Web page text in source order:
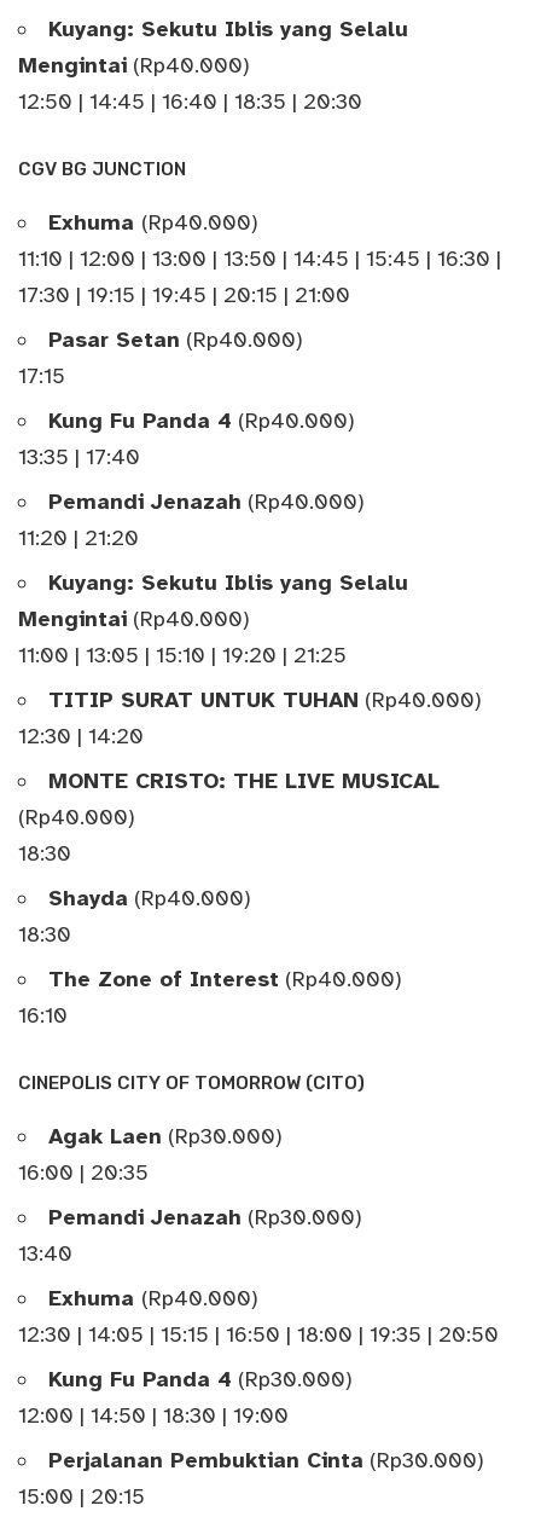
Kuyang: Sekutu Iblis yang Selalu
Mengintai (Rp40.000)
12:50 | 14:45 | 16:40 | 18:35 | 20:30
CGV BG JUNCTION
Exhuma (Rp40.000)
11:10 | 12:00 | 13:00 | 13:50 | 14:45 | 15:45 | 16:30 |
17:30 | 19:15 | 19:45 | 20:15 | 21:00
Pasar Setan (Rp40.000)
17:15
Kung Fu Panda 4 (Rp40.000)
13:35 | 17:40
Pemandi Jenazah (Rp40.000)
11:20 | 21:20
Kuyang: Sekutu Iblis yang Selalu
Mengintai (Rp40.000)
11:00 | 13:05 | 15:10 | 19:20 | 21:25
TITIP SURAT UNTUK TUHAN (Rp40.000)
12:30 | 14:20
MONTE CRISTO: THE LIVE MUSICAL
(Rp40.000)
18:30
Shayda (Rp40.000)
18:30
The Zone of Interest (Rp40.000)
16:10
CINEPOLIS CITY OF TOMORROW (CITO)
Agak Laen (Rp30.000)
16:00 | 20:35
Pemandi Jenazah (Rp30.000)
13:40
Exhuma (Rp40.000)
12:30 | 14:05 | 15:15 | 16:50 | 18:00 | 19:35 | 20:50
Kung Fu Panda 4 (Rp30.000)
12:00 | 14:50 | 18:30 | 19:00
Perjalanan Pembuktian Cinta (Rp30.000)
15:00 | 20:15